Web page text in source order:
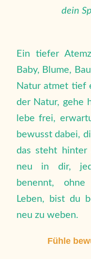
dein
Ein tiefer
Baby, Blume,
Natur atmet tief
der Natur, gehe
lebe frei,
bewusst dabei,
das steht hinter
neu in dir,
benennt,
Leben, bist du
neu zu weben.
Fühle